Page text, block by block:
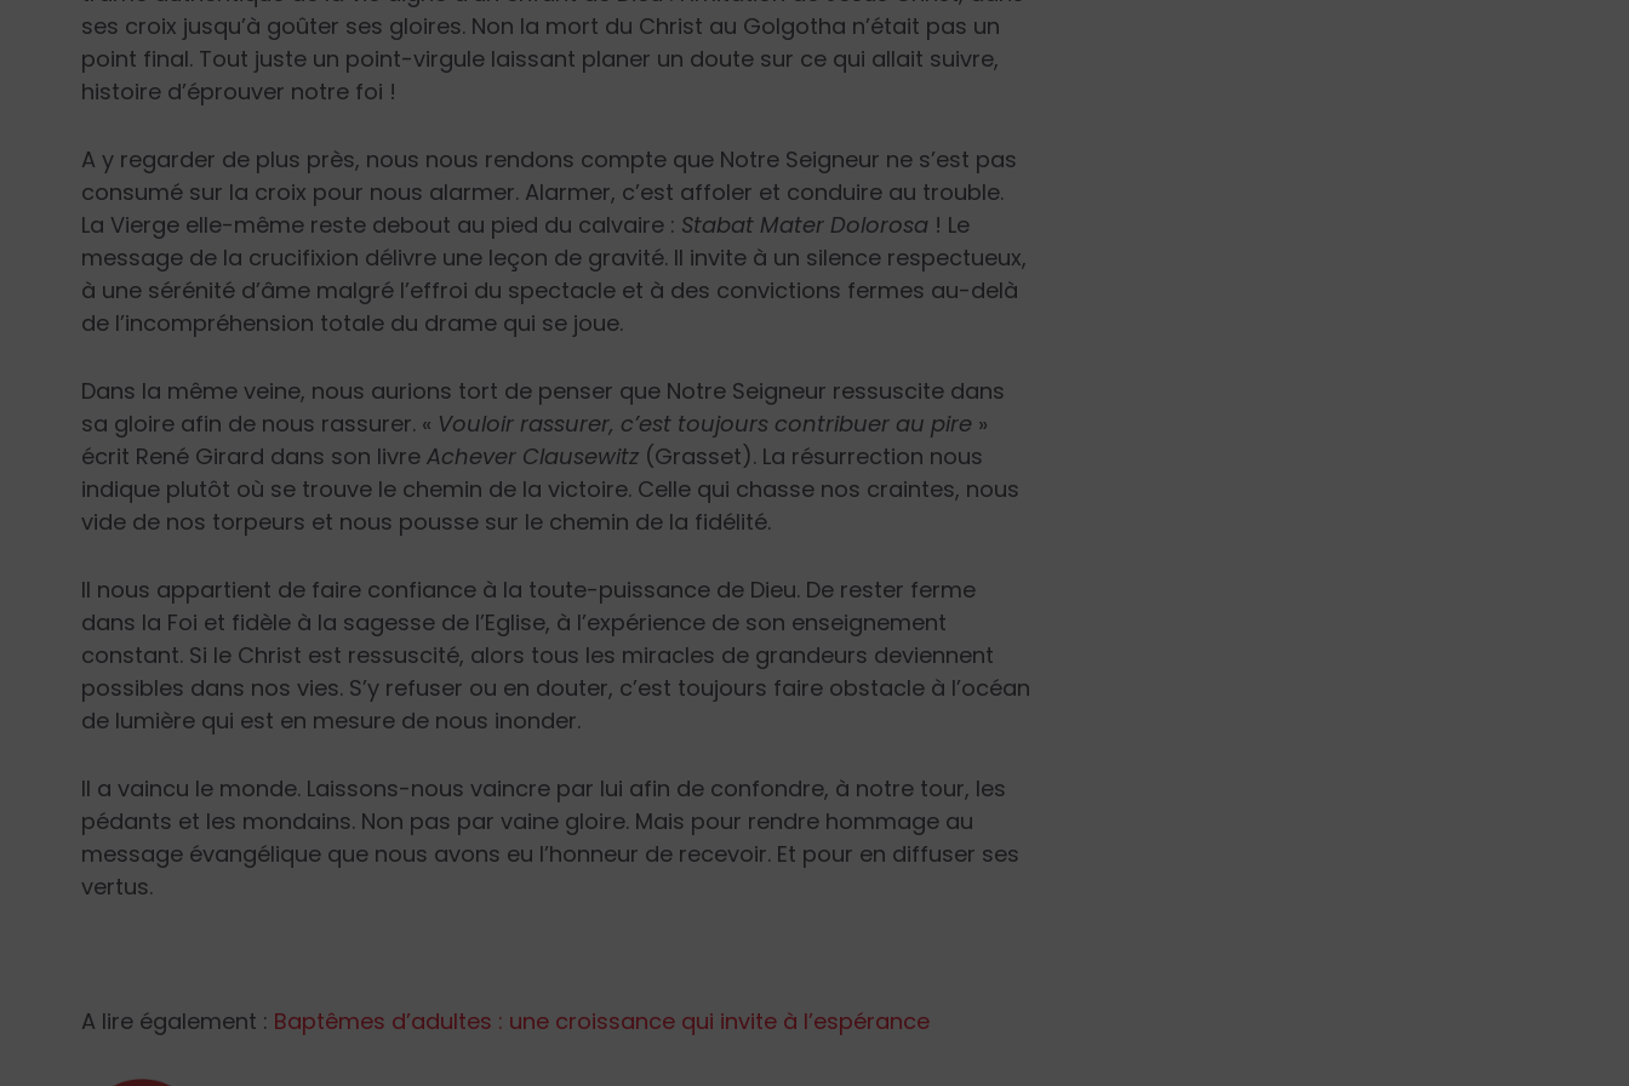
ses croix jusqu’à goûter ses gloires. Non la mort du Christ au Golgotha n’était pas un
point final. Tout juste un point-virgule laissant planer un doute sur ce qui allait suivre,
histoire d’éprouver notre foi !
A y regarder de plus près, nous nous rendons compte que Notre Seigneur ne s’est pas
consumé sur la croix pour nous alarmer. Alarmer, c’est affoler et conduire au trouble.
La Vierge elle-même reste debout au pied du calvaire : Stabat Mater Dolorosa ! Le
message de la crucifixion délivre une leçon de gravité. Il invite à un silence respectueux,
à une sérénité d’âme malgré l’effroi du spectacle et à des convictions fermes au-delà
de l’incompréhension totale du drame qui se joue.
Dans la même veine, nous aurions tort de penser que Notre Seigneur ressuscite dans
sa gloire afin de nous rassurer. « Vouloir rassurer, c’est toujours contribuer au pire »
écrit René Girard dans son livreAchever Clausewitz (Grasset). La résurrection nous
indique plutôt où se trouve le chemin de la victoire. Celle qui chasse nos craintes, nous
vide de nos torpeurs et nous pousse sur le chemin de la fidélité.
Il nous appartient de faire confiance à la toute-puissance de Dieu. De rester ferme
dans la Foi et fidèle à la sagesse de l’Eglise, à l’expérience de son enseignement
constant. Si le Christ est ressuscité, alors tous les miracles de grandeurs deviennent
possibles dans nos vies. S’y refuser ou en douter, c’est toujours faire obstacle à l’océan
de lumière qui est en mesure de nous inonder.
Il a vaincu le monde. Laissons-nous vaincre par lui afin de confondre, à notre tour, les
pédants et les mondains. Non pas par vaine gloire. Mais pour rendre hommage au
message évangélique que nous avons eu l’honneur de recevoir. Et pour en diffuser ses
vertus.
A lire également : Baptêmes d’adultes : une croissance qui invite à l’espérance